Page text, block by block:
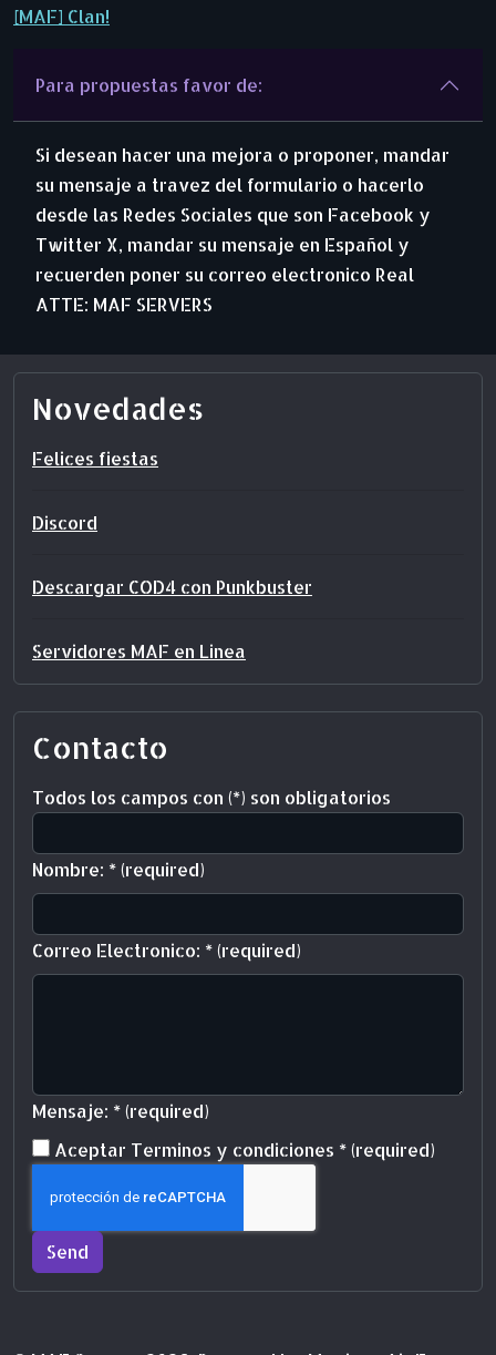
[MAF] Clan!
Para propuestas favor de:
Si desean hacer una mejora o proponer, mandar
su mensaje a travez del formulario o hacerlo
desde las Redes Sociales que son Facebook y
Twitter X, mandar su mensaje en Español y
recuerden poner su correo electronico Real
ATTE: MAF SERVERS
Novedades
Felices fiestas
Discord
Descargar COD4 con Punkbuster
Servidores MAF en Linea
Contacto
Todos los campos con (*) son obligatorios
Nombre: *(required)
Correo Electronico: *(required)
Mensaje: *(required)
Terms and conditions
Aceptar Terminos y condiciones *(required)
Send